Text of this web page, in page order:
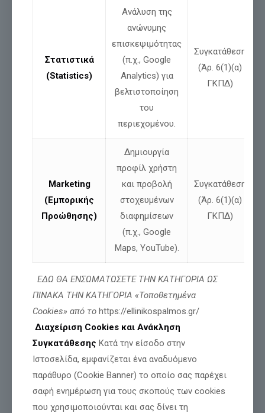
Σχετικές αναρτήσεις
ΜΕΧΡΙ ΚΑΙ ΣΤΟΝ ΠΡΟΕΔΡΟ ΤΗΣ ΒΟΥΛΗΣ
ΕΦΤΑΣΕ Ο ΑΓΩΝΑΣ ΜΑΣ ΓΙΑ ΤΟΝ ΓΙΑΝΝΗ-
ΒΑΣΙΛΗ ΓΙΑΪΛΑΛΙ.
Διαβάστε περισσότερα
Στατιστικά
(Statistics)
Ανάλυση της
ανώνυμης
επισκεψιμότητας
(π.χ., Google
Analytics) για
βελτιστοποίηση
του
περιεχομένου.
Συγκατάθεση
(Άρ. 6(1)(α)
ΓΚΠΔ)
Marketing
(Εμπορικής
Προώθησης)
Δημιουργία
προφίλ χρήστη
και προβολή
στοχευμένων
διαφημίσεων
(π.χ., Google
Maps, YouTube).
Συγκατάθεση
(Άρ. 6(1)(α)
ΓΚΠΔ)
ΕΔΩ ΘΑ ΕΝΣΩΜΑΤΩΣΕΤΕ ΤΗΝ ΚΑΤΗΓΟΡΙΑ ΩΣ
ΠΙΝΑΚΑ ΤΗΝ ΚΑΤΗΓΟΡΙΑ «Τοποθετημένα
Cookies» από το https://ellinikospalmos.gr/
Διαχείριση Cookies και Ανάκληση
Συγκατάθεσης Κατά την είσοδο στην
Ιστοσελίδα, εμφανίζεται ένα αναδυόμενο
παράθυρο (Cookie Banner) το οποίο σας παρέχει
σαφή ενημέρωση για τους σκοπούς των cookies
που χρησιμοποιούνται και σας δίνει τη